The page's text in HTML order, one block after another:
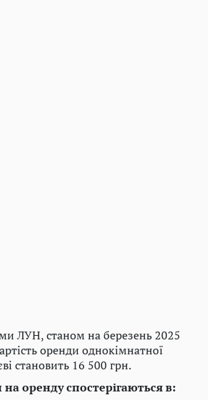
ЛУН, станом на березень 2025
оренди однокімнатної
становить 16 500 грн.
оренду спостерігаються в: